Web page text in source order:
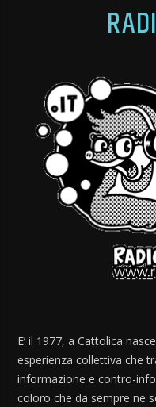
E’ il 1977, a Cattolica
esperienza collettiva che
informazione e contro-
coloro che da sempre ne